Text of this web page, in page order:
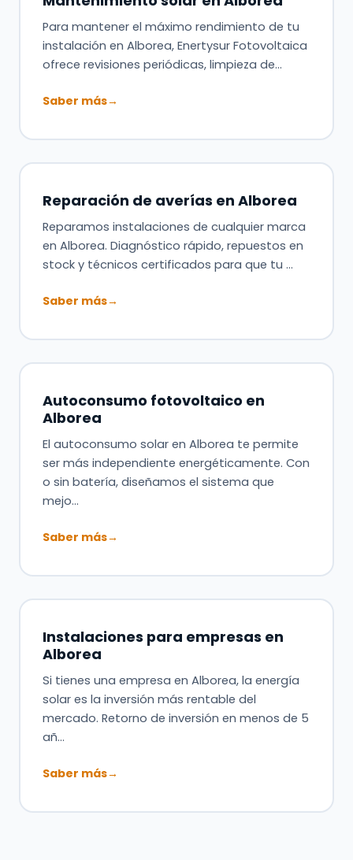
Para mantener el máximo rendimiento de tu
instalación en Alborea, Enertysur Fotovoltaica
ofrece revisiones periódicas, limpieza de…
Saber más→
Reparación de averías en Alborea
Reparamos instalaciones de cualquier marca
en Alborea. Diagnóstico rápido, repuestos en
stock y técnicos certificados para que tu …
Saber más→
Autoconsumo fotovoltaico en
Alborea
El autoconsumo solar en Alborea te permite
ser más independiente energéticamente. Con
o sin batería, diseñamos el sistema que
mejo…
Saber más→
Instalaciones para empresas en
Alborea
Si tienes una empresa en Alborea, la energía
solar es la inversión más rentable del
mercado. Retorno de inversión en menos de 5
añ…
Saber más→